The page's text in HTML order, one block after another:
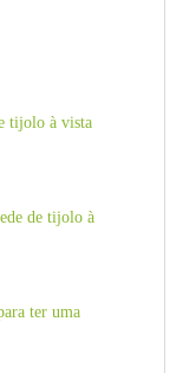
tijolo à vista
de tijolo à
ter uma